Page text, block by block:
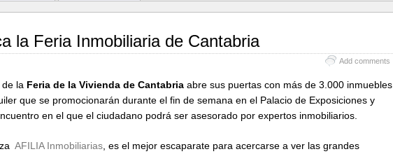
la Feria Inmobiliaria de Cantabria
Add comments
la Feria de la Vivienda de Cantabria abre sus puertas con más de 3.000 inmuebles
que se promocionarán durante el fin de semana en el Palacio de Exposiciones y
en el que el ciudadano podrá ser asesorado por expertos inmobiliarios.
AFILIA Inmobiliarias , es el mejor escaparate para acercarse a ver las grandes